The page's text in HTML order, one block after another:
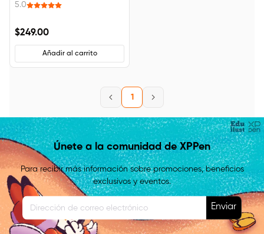
5.0
$249.00
Añadir al carrito
1
Únete a la comunidad de XPPen
Para recibir más información sobre promociones, beneficios
exclusivos y eventos.
Enviar